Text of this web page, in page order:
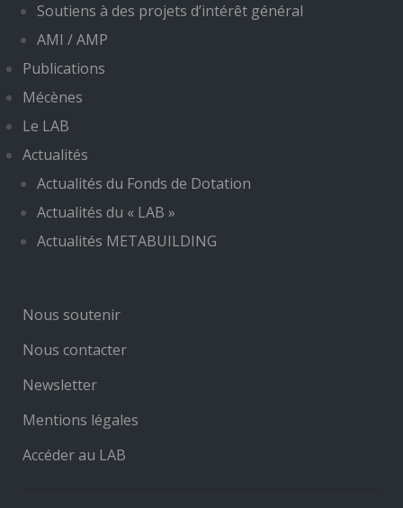
Soutiens à des projets d’intérêt général
AMI / AMP
Publications
Mécènes
Le LAB
Actualités
Actualités du Fonds de Dotation
Actualités du « LAB »
Actualités METABUILDING
Nous soutenir
Nous contacter
Newsletter
Mentions légales
Accéder au LAB